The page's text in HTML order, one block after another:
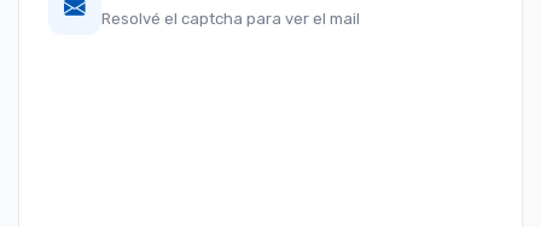
Resolvé el captcha para ver el mail